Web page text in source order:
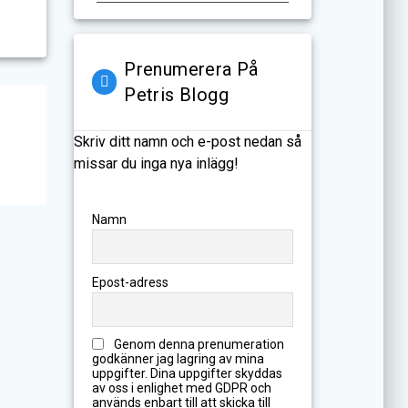
Prenumerera På
Petris Blogg
Skriv ditt namn och e-post nedan så
missar du inga nya inlägg!
Namn
Epost-adress
Genom denna prenumeration
godkänner jag lagring av mina
uppgifter. Dina uppgifter skyddas
av oss i enlighet med GDPR och
används enbart till att skicka till